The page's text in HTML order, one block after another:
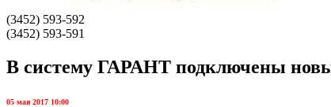
(3452) 593-592
(3452) 593-591
В систему ГАРАНТ подключены
05 мая 2017 10:00